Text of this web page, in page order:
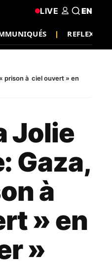
REFLEXION
LIVE EN
prison à ciel ouvert » en
Jolie
Gaza,
à
» en
»